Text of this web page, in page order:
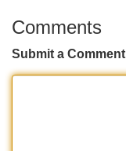
Comments
Submit a Comment